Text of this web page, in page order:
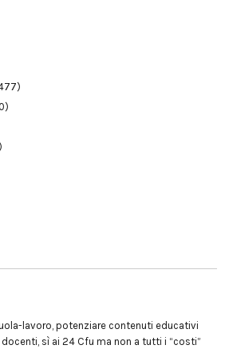
lavoro, potenziare contenuti educativi
sì ai 24 Cfu ma non a tutti i “costi”